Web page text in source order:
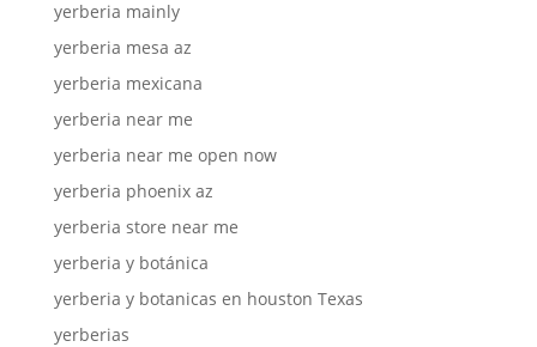
yerberia mainly
yerberia mesa az
yerberia mexicana
yerberia near me
yerberia near me open now
yerberia phoenix az
yerberia store near me
yerberia y botánica
yerberia y botanicas en houston Texas
yerberias